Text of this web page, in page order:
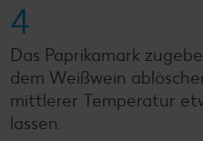
4
Das Paprikamark
dem Weißwein
mittlerer Temperatur
lassen.